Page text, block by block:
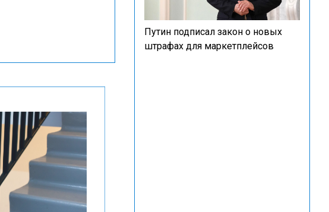
Путин подписал закон о новых
штрафах для маркетплейсов